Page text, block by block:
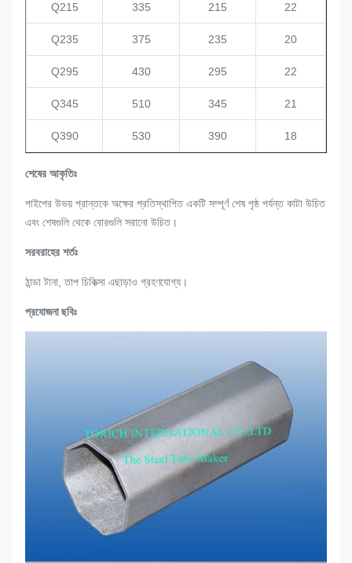
Q215 335 215 22
Q235 375 235 20
Q295 430 295 22
Q345 510 345 21
Q390 530 390 18
শেষের আকৃতিঃ
পাইপের উভয় প্রান্তকে অক্ষের প্রতিস্থাপিত একটি সম্পূর্ণ শেষ পৃষ্ঠ পর্যন্ত কাটা উচিত
এবং শেষগুলি থেকে বোরগুলি সরানো উচিত।
সরবরাহের শর্তঃ
ঠান্ডা টানা, তাপ চিকিত্সা এছাড়াও গ্রহণযোগ্য।
প্রযোজনা ছবিঃ